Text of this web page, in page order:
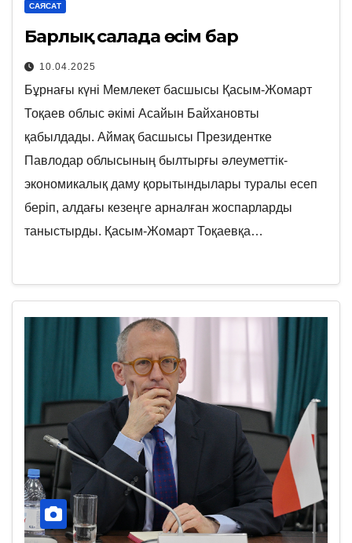
САЯСАТ
Барлық салада өсім бар
10.04.2025
Бұрнағы күні Мемлекет басшысы Қасым-Жомарт
Тоқаев облыс әкімі Асайын Байхановты
қабылдады. Аймақ басшысы Президентке
Павлодар облысының былтырғы әлеуметтік-
экономикалық даму қорытындылары туралы есеп
беріп, алдағы кезеңге арналған жоспарларды
таныстырды. Қасым-Жомарт Тоқаевқа…